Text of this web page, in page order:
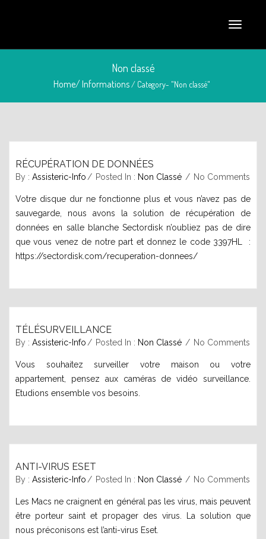
Non classé
Home/Informations/ Category- "Non classé"
septembre 27, 2015
RÉCUPÉRATION DE DONNÉES
By : Assisteric-Info Posted In : Non Classé No Comments
Votre disque dur ne fonctionne plus et vous n’avez pas de
sauvegarde, nous avons la solution de récupération de
données en salle blanche Sectordisk n’oubliez pas de dire
que vous venez de notre part et donnez le code 3397HL :
https://sectordisk.com/recuperation-donnees/
septembre 27, 2015
TÉLÉSURVEILLANCE
By : Assisteric-Info Posted In : Non Classé No Comments
Vous souhaitez surveiller votre maison ou votre
appartement, pensez aux caméras de vidéo surveillance.
Etudions ensemble vos besoins.
septembre 27, 2015
ANTI-VIRUS ESET
By : Assisteric-Info Posted In : Non Classé No Comments
Les Macs ne craignent en général pas les virus, mais peuvent
être porteur saint et propager des virus. La solution que
nous préconisons est l’anti-virus Eset.